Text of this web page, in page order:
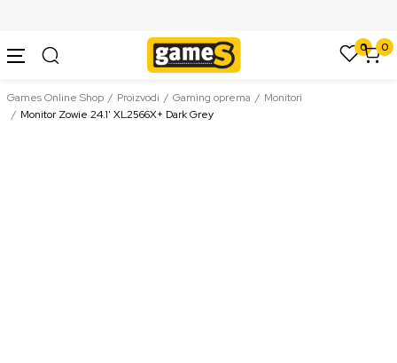
0 0
Games Online Shop Proizvodi Gaming oprema
Monitori
Monitor Zowie 24.1' XL2566X+ Dark Grey